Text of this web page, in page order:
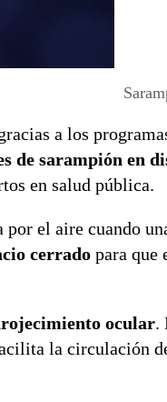
a los
de sarampión en
en salud pública.
el aire cuando
cerrado para que
ocular.
la circulación